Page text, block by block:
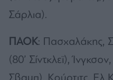
Σάρλια).
ΠΑΟΚ: Πασχαλάκης,
(80’ Σίντκλεϊ),